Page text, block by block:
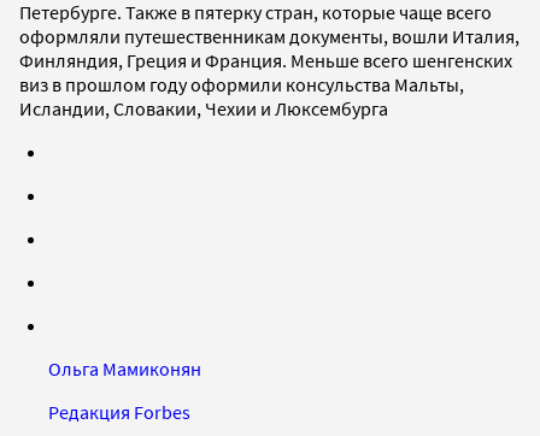
Петербурге. Также в пятерку стран, которые чаще всего
оформляли путешественникам документы, вошли Италия,
Финляндия, Греция и Франция. Меньше всего шенгенских
виз в прошлом году оформили консульства Мальты,
Исландии, Словакии, Чехии и Люксембурга
Ольга Мамиконян
Редакция Forbes